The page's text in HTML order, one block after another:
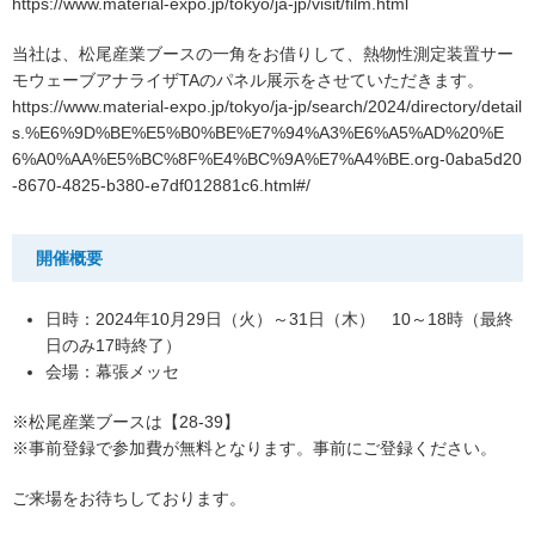
当社は、松尾産業ブースの一角をお借りして、熱物性測定装置サー
モウェーブアナライザTAのパネル展示をさせていただきます。
https://www.material-expo.jp/tokyo/ja-jp/search/2024/directory/detail
s.%E6%9D%BE%E5%B0%BE%E7%94%A3%E6%A5%AD%20%E
6%A0%AA%E5%BC%8F%E4%BC%9A%E7%A4%BE.org-0aba5d20
-8670-4825-b380-e7df012881c6.html#/
開催概要
日時：2024年10月29日（火）～31日（木） 10～18時（最終
日のみ17時終了）
会場：幕張メッセ
※松尾産業ブースは【28-39】
※事前登録で参加費が無料となります。事前にご登録ください。
ご来場をお待ちしております。